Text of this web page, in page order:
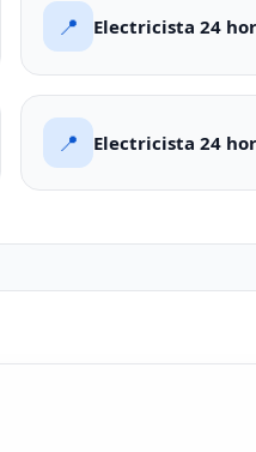
📍 Electricista 24
📍 Electricista 24